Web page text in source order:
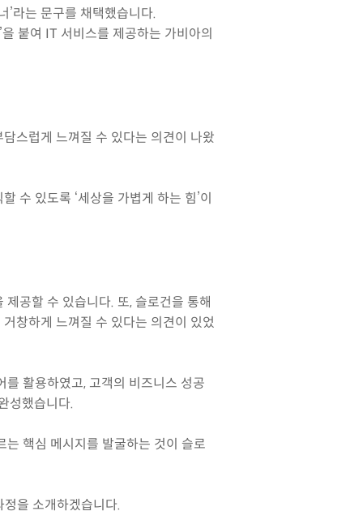
’라는 문구를 채택했습니다.
붙여 IT 서비스를 제공하는 가비아의
스럽게 느껴질 수 있다는 의견이 나왔
수 있도록 ‘세상을 가볍게 하는 힘’이
공할 수 있습니다. 또, 슬로건을 통해
창하게 느껴질 수 있다는 의견이 있었
를 활용하였고, 고객의 비즈니스 성공
완성했습니다.
는 핵심 메시지를 발굴하는 것이 슬로
을 소개하겠습니다.